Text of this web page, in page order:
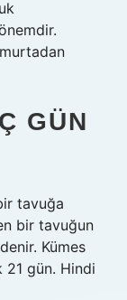
GÜN
tavuğa
bir tavuğun
Kümes
21 gün. Hindi